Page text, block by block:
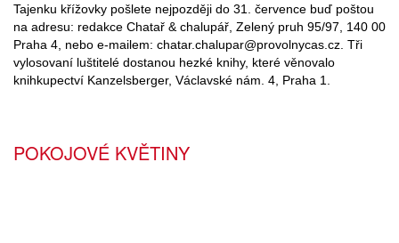
Tajenku křížovky pošlete nejpozději do 31. července buď poštou
na adresu: redakce Chatař & chalupář, Zelený pruh 95/97, 140 00
Praha 4, nebo e-mailem: chatar.chalupar@provolnycas.cz. Tři
vylosovaní luštitelé dostanou hezké knihy, které věnovalo
knihkupectví Kanzelsberger, Václavské nám. 4, Praha 1.
POKOJOVÉ KVĚTINY